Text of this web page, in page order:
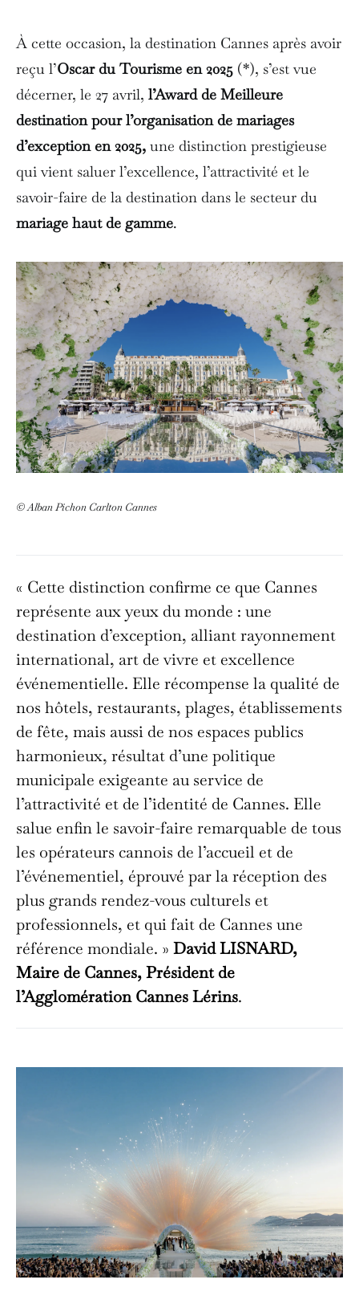
À cette occasion, la destination Cannes après avoir
reçu l’Oscar du Tourisme en 2025 (*), s’est vue
décerner, le 27 avril, l’Award de Meilleure
destination pour l’organisation de mariages
d’exception en 2025, une distinction prestigieuse
qui vient saluer l’excellence, l’attractivité et le
savoir-faire de la destination dans le secteur du
mariage haut de gamme.
© Alban Pichon Carlton Cannes
« Cette distinction confirme ce que Cannes
représente aux yeux du monde : une
destination d’exception, alliant rayonnement
international, art de vivre et excellence
événementielle. Elle récompense la qualité de
nos hôtels, restaurants, plages, établissements
de fête, mais aussi de nos espaces publics
harmonieux, résultat d’une politique
municipale exigeante au service de
l’attractivité et de l’identité de Cannes. Elle
salue enfin le savoir-faire remarquable de tous
les opérateurs cannois de l’accueil et de
l’événementiel, éprouvé par la réception des
plus grands rendez-vous culturels et
professionnels, et qui fait de Cannes une
référence mondiale. » David LISNARD,
Maire de Cannes, Président de
l’Agglomération Cannes Lérins.